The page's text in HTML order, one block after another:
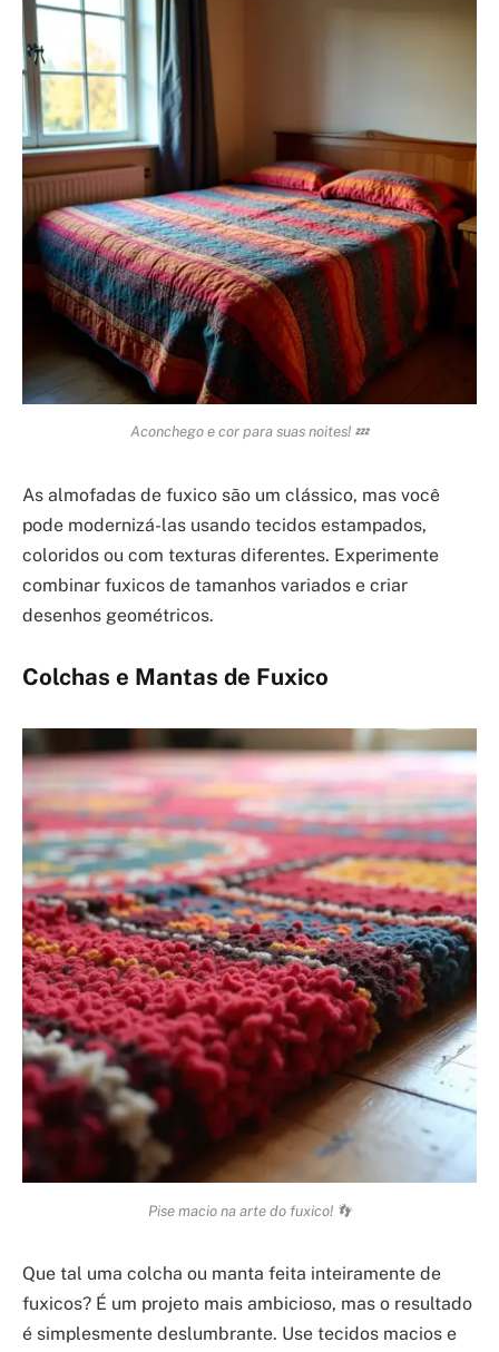
Aconchego e cor para suas noites! 💤
As almofadas de fuxico são um clássico, mas você
pode modernizá-las usando tecidos estampados,
coloridos ou com texturas diferentes. Experimente
combinar fuxicos de tamanhos variados e criar
desenhos geométricos.
Colchas e Mantas de Fuxico
Pise macio na arte do fuxico! 👣
Que tal uma colcha ou manta feita inteiramente de
fuxicos? É um projeto mais ambicioso, mas o resultado
é simplesmente deslumbrante. Use tecidos macios e